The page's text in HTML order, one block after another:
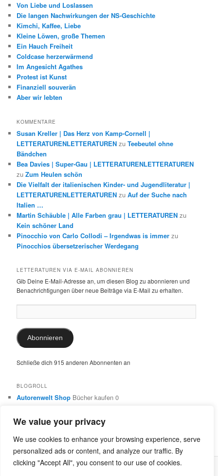
We value your privacy
We use cookies to enhance your browsing experience, serve
personalized ads or content, and analyze our traffic. By
clicking "Accept All", you consent to our use of cookies.
Von Liebe und Loslassen
Die langen Nachwirkungen der NS-Geschichte
Kimchi, Kaffee, Liebe
Kleine Löwen, große Themen
Ein Hauch Freiheit
Coldcase herzerwärmend
Im Angesicht Agathes
Protest ist Kunst
Finanziell souverän
Aber wir lebten
KOMMENTARE
Susan Kreller | Das Herz von Kamp-Cornell |
LETTERATURENLETTERATUREN zuTeebeutel ohne
Bändchen
Bea Davies | Super-Gau | LETTERATURENLETTERATUREN
zuZum Heulen schön
Die Vielfalt der italienischen Kinder- und Jugendliteratur |
LETTERATURENLETTERATUREN zuAuf der Suche nach
Italien …
Martin Schäuble | Alle Farben grau | LETTERATUREN zu
Kein schöner Land
Pinocchio von Carlo Collodi – Irgendwas is immer zu
Pinocchios übersetzerischer Werdegang
LETTERATUREN VIA E-MAIL ABONNIEREN
Gib Deine E-Mail-Adresse an, um diesen Blog zu abonnieren und
Benachrichtigungen über neue Beiträge via E-Mail zu erhalten.
Mail-
Adresse:
Abonnieren
Schließe dich 915 anderen Abonnenten an
BLOGROLL
Autorenwelt Shop Bücher kaufen 0
0
Dr. Ulrike SchimmingÜbersetzungen aus dem Italienischen
und Englischen 0